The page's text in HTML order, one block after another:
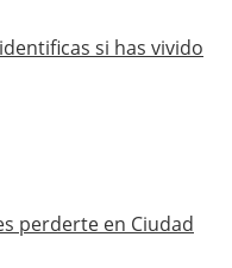
si has vivido
perderte en Ciudad